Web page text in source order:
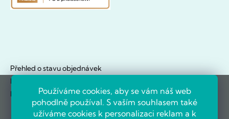
Používáme cookies, aby se vám náš web
pohodlně používal. S vaším souhlasem také
užíváme cookies k personalizaci reklam a k
Přehled o stavu objednávek
Doklady hezky na jednom místě
Novinky se dozvíte jako první